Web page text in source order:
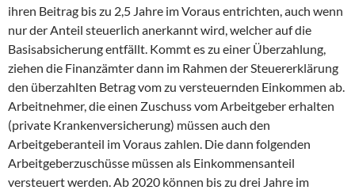
ihren Beitrag bis zu 2,5 Jahre im Voraus entrichten, auch wenn
nur der Anteil steuerlich anerkannt wird, welcher auf die
Basisabsicherung entfällt. Kommt es zu einer Überzahlung,
ziehen die Finanzämter dann im Rahmen der Steuererklärung
den überzahlten Betrag vom zu versteuernden Einkommen ab.
Arbeitnehmer, die einen Zuschuss vom Arbeitgeber erhalten
(private Krankenversicherung) müssen auch den
Arbeitgeberanteil im Voraus zahlen. Die dann folgenden
Arbeitgeberzuschüsse müssen als Einkommensanteil
versteuert werden. Ab 2020 können bis zu drei Jahre im